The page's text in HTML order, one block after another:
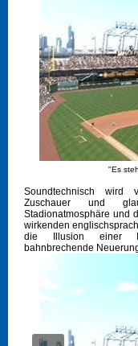
"Es
Soundtechnisch wird
Zuschauer und
Stadionatmosphäre und
wirkenden
die Illusion einer
bahnbrechende